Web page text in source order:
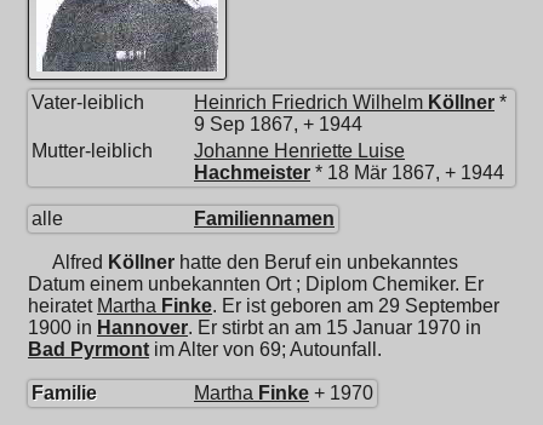
Vater-leiblich Heinrich Friedrich Wilhelm Köllner *
9 Sep 1867, + 1944
Mutter-leiblich
Johanne Henriette Luise
Hachmeister * 18 Mär 1867, + 1944
alle Familiennamen
Alfred Köllner hatte den Beruf ein unbekanntes
Datum einem unbekannten Ort ; Diplom Chemiker. Er
heiratet Martha Finke. Er ist geboren am 29 September
1900 in Hannover. Er stirbt an am 15 Januar 1970 in
Bad Pyrmont im Alter von 69; Autounfall.
Familie Martha Finke + 1970